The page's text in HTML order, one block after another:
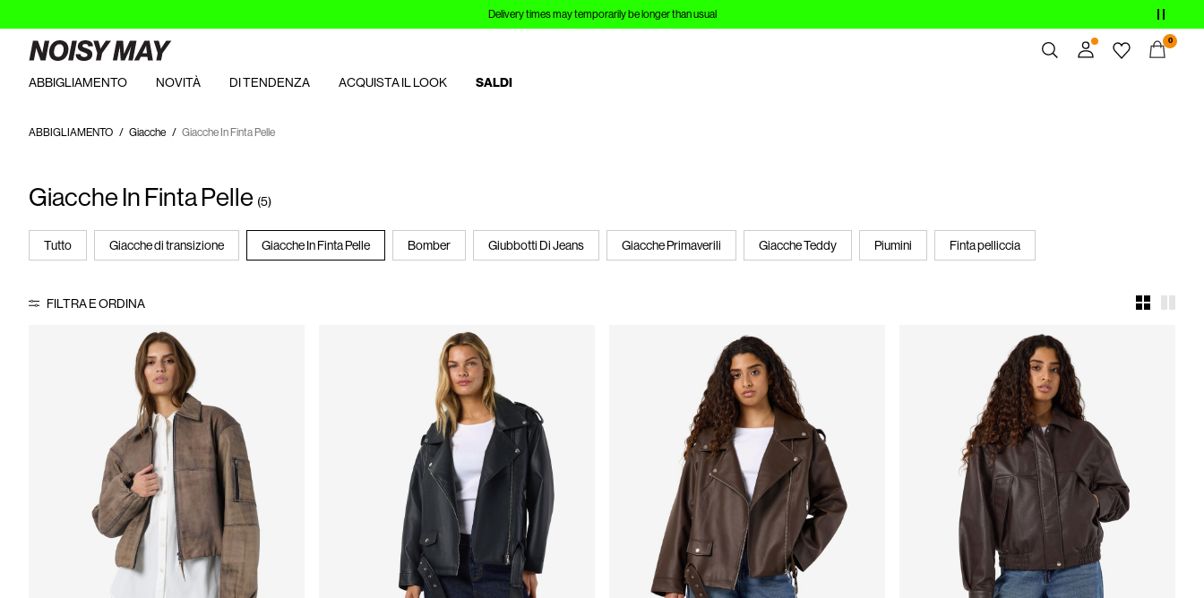
Delivery times may temporarily be longer than usual
0
ABBIGLIAMENTO NOVITÀ DI TENDENZA ACQUISTA IL LOOK SALDI
ABBIGLIAMENTO Giacche Giacche In Finta Pelle
Giacche In Finta Pelle (5)
Tutto Giacche di transizione Giacche In Finta Pelle Bomber Giubbotti Di Jeans Giacche Primaverili Giacche Teddy Piumini Finta pelliccia
FILTRA E ORDINA